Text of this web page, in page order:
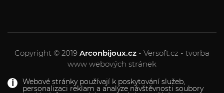
Webové stránky používají k poskytování služeb,
personalizaci reklam a analýze návštěvnosti soubory
Copyright © 2019 Arconbijoux.cz - Versoft.cz - tvorba
www webových stránek